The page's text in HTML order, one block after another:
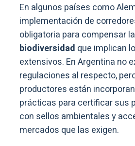
En algunos países como
implementación de
obligatoria para compensar
biodiversidad que implican
extensivos. En Argentina no
regulaciones al respecto,
productores están
prácticas para certificar sus
con sellos ambientales y
mercados que las exigen.